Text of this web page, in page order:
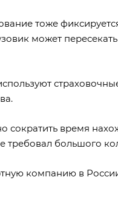
тоже
может
сократить время
требовал большого
компанию в